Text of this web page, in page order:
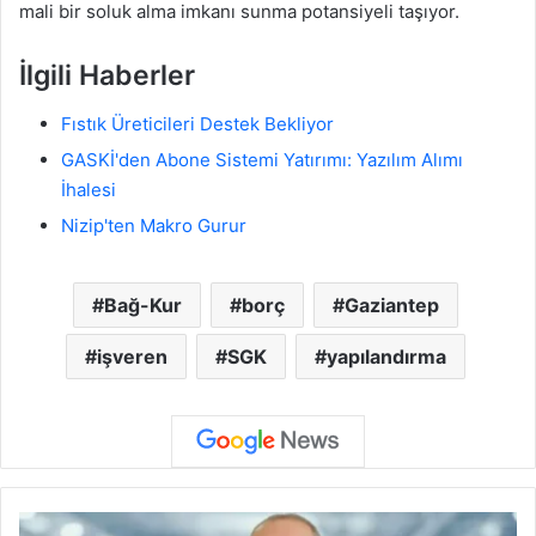
mali bir soluk alma imkanı sunma potansiyeli taşıyor.
İlgili Haberler
Fıstık Üreticileri Destek Bekliyor
GASKİ'den Abone Sistemi Yatırımı: Yazılım Alımı
İhalesi
Nizip'ten Makro Gurur
Bağ-Kur borç Gaziantep
işveren SGK yapılandırma
B